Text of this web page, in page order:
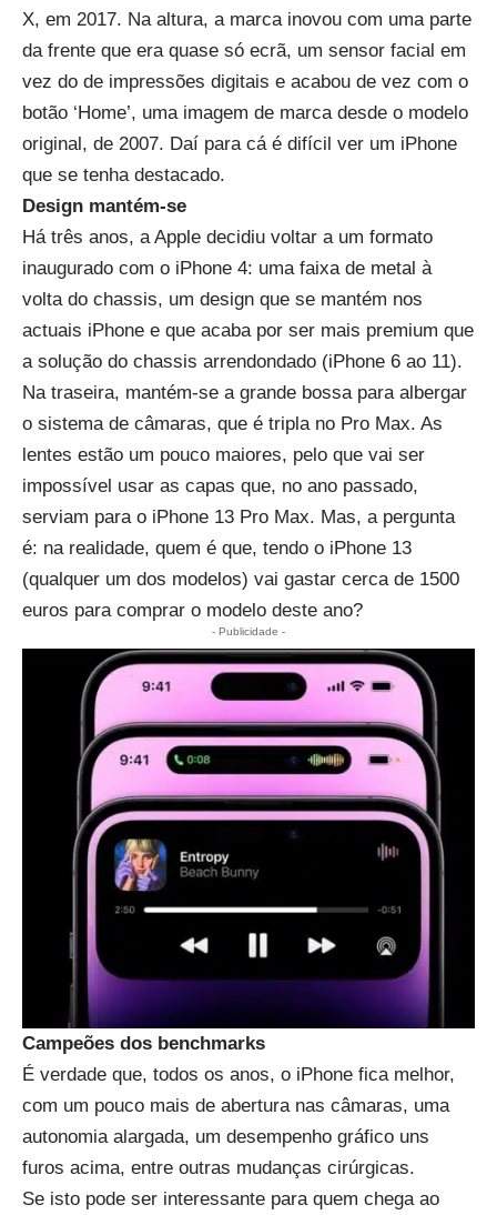
X, em 2017. Na altura, a marca inovou com uma parte
da frente que era quase só ecrã, um sensor facial em
vez do de impressões digitais e acabou de vez com o
botão ‘Home’, uma imagem de marca desde o modelo
original, de 2007. Daí para cá é difícil ver um iPhone
que se tenha destacado.
Design mantém-se
Há três anos, a Apple decidiu voltar a um formato
inaugurado com o iPhone 4: uma faixa de metal à
volta do chassis, um design que se mantém nos
actuais iPhone e que acaba por ser mais premium que
a solução do chassis arrendondado (iPhone 6 ao 11).
Na traseira, mantém-se a grande bossa para albergar
o sistema de câmaras, que é tripla no Pro Max. As
lentes estão um pouco maiores, pelo que vai ser
impossível usar as capas que, no ano passado,
serviam para o iPhone 13 Pro Max. Mas, a pergunta
é: na realidade, quem é que, tendo o iPhone 13
(qualquer um dos modelos) vai gastar cerca de 1500
euros para comprar o modelo deste ano?
- Publicidade -
Campeões dos benchmarks
É verdade que, todos os anos, o iPhone fica melhor,
com um pouco mais de abertura nas câmaras, uma
autonomia alargada, um desempenho gráfico uns
furos acima, entre outras mudanças cirúrgicas.
Se isto pode ser interessante para quem chega ao